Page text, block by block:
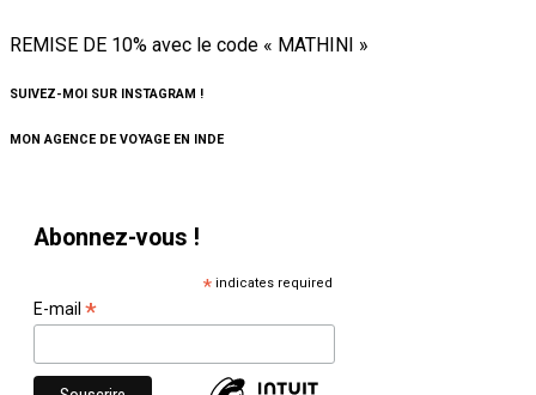
REMISE DE 10% avec le code « MATHINI »
SUIVEZ-MOI SUR INSTAGRAM !
MON AGENCE DE VOYAGE EN INDE
Abonnez-vous !
*indicates required
E-mail *